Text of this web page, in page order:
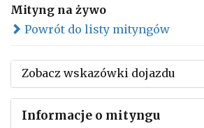
Mityng na żywo
Powrót do listy mityngów
Zobacz wskazówki dojazdu
Informacje o mityngu